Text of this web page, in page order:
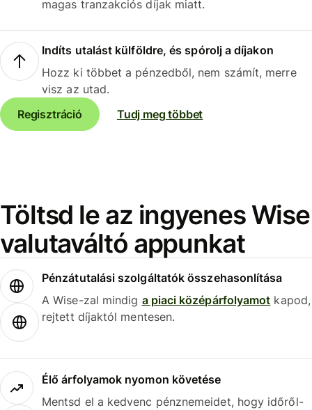
magas tranzakciós díjak miatt.
Indíts utalást külföldre, és spórolj a díjakon
Hozz ki többet a pénzedből, nem számít, merre
visz az utad.
Regisztráció
Tudj meg többet
Töltsd le az ingyenes Wise
valutaváltó appunkat
Pénzátutalási szolgáltatók összehasonlítása
A Wise-zal mindig a piaci középárfolyamot kapod,
rejtett díjaktól mentesen.
Élő árfolyamok nyomon követése
Mentsd el a kedvenc pénznemeidet, hogy időről-